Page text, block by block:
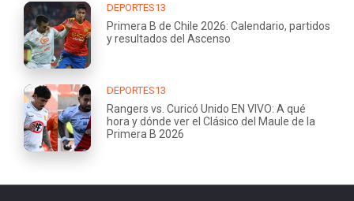
DEPORTES13
Primera B de Chile 2026: Calendario, partidos
y resultados del Ascenso
DEPORTES13
Rangers vs. Curicó Unido EN VIVO: A qué
hora y dónde ver el Clásico del Maule de la
Primera B 2026